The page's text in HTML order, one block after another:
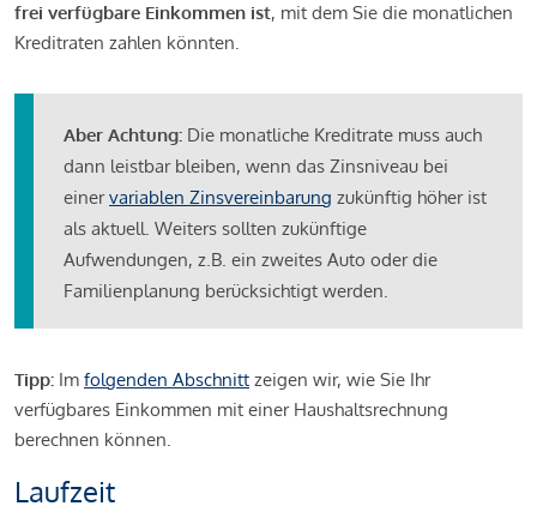
frei verfügbare Einkommen ist, mit dem Sie die monatlichen
Kreditraten zahlen könnten.
Aber Achtung: Die monatliche Kreditrate muss auch
dann leistbar bleiben, wenn das Zinsniveau bei
einervariablen Zinsvereinbarung zukünftig höher ist
als aktuell. Weiters sollten zukünftige
Aufwendungen, z.B. ein zweites Auto oder die
Familienplanung berücksichtigt werden.
Tipp: Im folgenden Abschnitt zeigen wir, wie Sie Ihr
verfügbares Einkommen mit einer Haushaltsrechnung
berechnen können.
Laufzeit